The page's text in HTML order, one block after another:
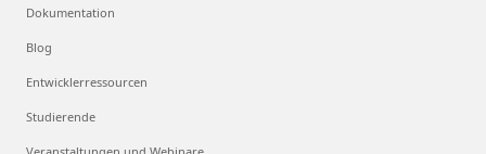
Dokumentation
Blog
Entwicklerressourcen
Studierende